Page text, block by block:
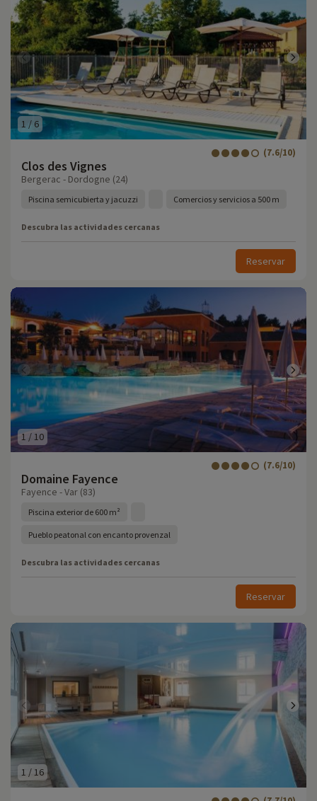
1 / 6
Clos des Vignes
(7.6/10)
Bergerac - Dordogne (24)
Piscina semicubierta y jacuzzi Comercios y servicios a 500 m
Descubra las actividades cercanas
Reservar
1 /10
Domaine Fayence
(7.6/10)
Fayence - Var (83)
Piscina exterior de 600 m²
Pueblo peatonal con encanto provenzal
Descubra las actividades cercanas
Reservar
1 /16